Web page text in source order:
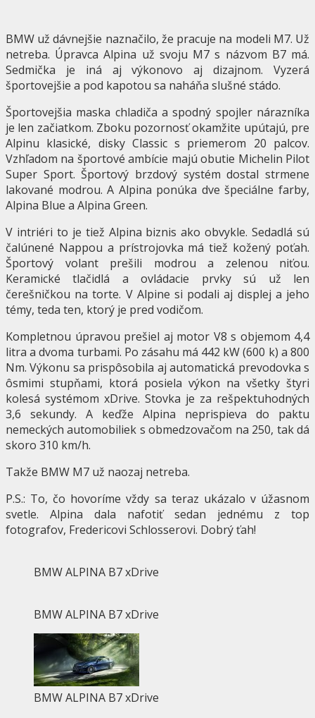
BMW už dávnejšie naznačilo, že pracuje na modeli M7. Už
netreba. Úpravca Alpina už svoju M7 s názvom B7 má.
Sedmička je iná aj výkonovo aj dizajnom. Vyzerá
športovejšie a pod kapotou sa naháňa slušné stádo.
Športovejšia maska chladiča a spodný spojler nárazníka
je len začiatkom. Zboku pozornosť okamžite upútajú, pre
Alpinu klasické, disky Classic s priemerom 20 palcov.
Vzhľadom na športové ambície majú obutie Michelin Pilot
Super Sport. Športový brzdový systém dostal strmene
lakované modrou. A Alpina ponúka dve špeciálne farby,
Alpina Blue a Alpina Green.
V intriéri to je tiež Alpina biznis ako obvykle. Sedadlá sú
čalúnené Nappou a prístrojovka má tiež kožený poťah.
Športový volant prešili modrou a zelenou niťou.
Keramické tlačidlá a ovládacie prvky sú už len
čerešničkou na torte. V Alpine si podali aj displej a jeho
témy, teda ten, ktorý je pred vodičom.
Kompletnou úpravou prešiel aj motor V8 s objemom 4,4
litra a dvoma turbami. Po zásahu má 442 kW (600 k) a 800
Nm. Výkonu sa prispôsobila aj automatická prevodovka s
ôsmimi stupňami, ktorá posiela výkon na všetky štyri
kolesá systémom xDrive. Stovka je za rešpektuhodných
3,6 sekundy. A keďže Alpina neprispieva do paktu
nemeckých automobiliek s obmedzovačom na 250, tak dá
skoro 310 km/h.
Takže BMW M7 už naozaj netreba.
P.S.: To, čo hovoríme vždy sa teraz ukázalo v úžasnom
svetle. Alpina dala nafotiť sedan jednému z top
fotografov, Fredericovi Schlosserovi. Dobrý ťah!
BMW ALPINA B7 xDrive
BMW ALPINA B7 xDrive
BMW ALPINA B7 xDrive